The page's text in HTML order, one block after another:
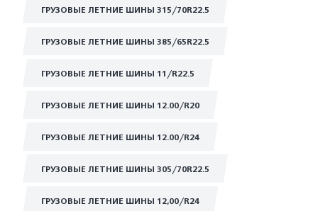
ГРУЗОВЫЕ ЛЕТНИЕ ШИНЫ 315/70R22.5
ГРУЗОВЫЕ ЛЕТНИЕ ШИНЫ 385/65R22.5
ГРУЗОВЫЕ ЛЕТНИЕ ШИНЫ 11/R22.5
ГРУЗОВЫЕ ЛЕТНИЕ ШИНЫ 12.00/R20
ГРУЗОВЫЕ ЛЕТНИЕ ШИНЫ 12.00/R24
ГРУЗОВЫЕ ЛЕТНИЕ ШИНЫ 305/70R22.5
ГРУЗОВЫЕ ЛЕТНИЕ ШИНЫ 12,00/R24